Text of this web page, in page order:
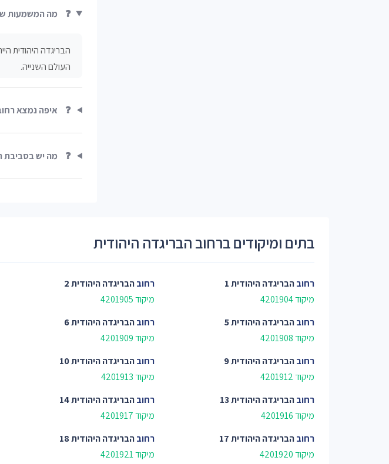
❓ מה המשמעות
העולם השנייה.
❓ איפה נמצא
❓ מה יש בסביבת
בתים ומיקודים ברחוב הבריגדה היהודית
רחובהבריגדה היהודית 1
מיקוד 4201904
רחובהבריגדה היהודית 2
מיקוד 4201905
רחובהבריגדה היהודית 5
מיקוד 4201908
רחובהבריגדה היהודית 6
מיקוד 4201909
רחובהבריגדה היהודית 9
מיקוד 4201912
רחובהבריגדה היהודית 10
מיקוד 4201913
רחובהבריגדה היהודית 13
מיקוד 4201916
רחובהבריגדה היהודית 14
מיקוד 4201917
רחובהבריגדה היהודית 17
מיקוד 4201920
רחובהבריגדה היהודית 18
מיקוד 4201921